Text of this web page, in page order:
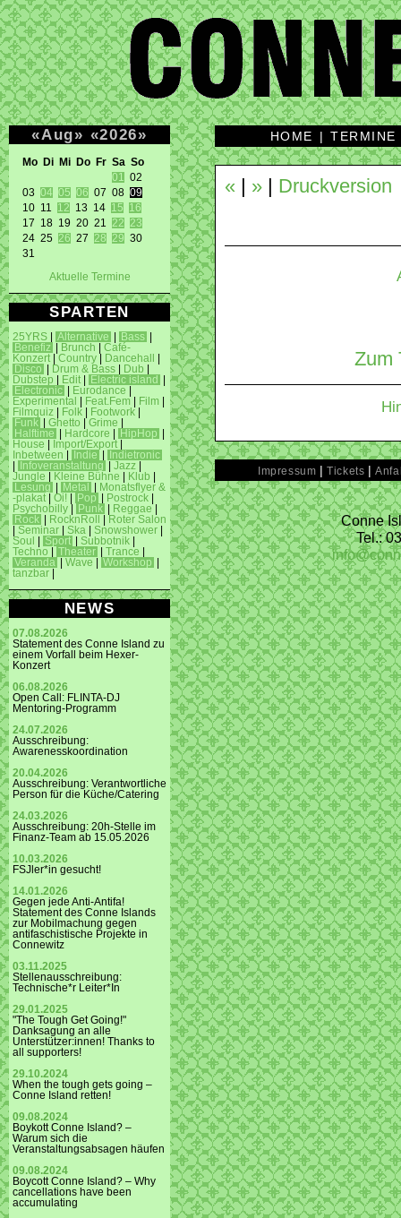
«Aug» «2026»
Mo Di Mi Do Fr Sa So
01
02
03 04 05 06 07 08 09
10 11 12 13 14 15
16
17 18 19 20 21 22
23
24 25 26 27 28 29 30
31
Aktuelle Termine
SPARTEN
25YRS Alternative Bass
Benefiz
Brunch
Café-
Konzert
Country Dancehall
Disco
Drum & Bass Dub
Dubstep
Edit Electric island
Electronic
Eurodance
Experimental
Feat.Fem Film
Filmquiz
Folk Footwork
Funk
Ghetto Grime
Halftime
Hardcore HipHop
House
Import/Export
Inbetween
Indie
Indietronic
Infoveranstaltung Jazz
Jungle
Kleine Bühne Klub
Lesung
Metal
Monatsflyer &
-plakat
Oi! Pop Postrock
Psychobilly
Punk Reggae
Rock
RocknRoll
Roter Salon
Seminar Ska Snowshower
Soul
Sport Subbotnik
Techno
Theater Trance
Veranda
Wave Workshop
tanzbar
NEWS
07.08.2026
Statement des Conne Island zu
einem Vorfall beim Hexer-
Konzert
06.08.2026
Open Call: FLINTA-DJ
Mentoring-Programm
24.07.2026
Ausschreibung:
Awarenesskoordination
20.04.2026
Ausschreibung: Verantwortliche
Person für die Küche/Catering
24.03.2026
Ausschreibung: 20h-Stelle im
Finanz-Team ab 15.05.2026
10.03.2026
FSJler*in gesucht!
14.01.2026
Gegen jede Anti-Antifa!
Statement des Conne Islands
zur Mobilmachung gegen
antifaschistische Projekte in
Connewitz
03.11.2025
Stellenausschreibung:
Technische*r Leiter*In
29.01.2025
"The Tough Get Going!"
Danksagung an alle
Unterstützer:innen! Thanks to
all supporters!
29.10.2024
When the tough gets going –
Conne Island retten!
09.08.2024
Boykott Conne Island? –
Warum sich die
Veranstaltungsabsagen häufen
09.08.2024
Boycott Conne Island? – Why
cancellations have been
accumulating
HOME |TERMINE
« » Druckversion
Zum
Impressum |Tickets |
Conne
Tel.: